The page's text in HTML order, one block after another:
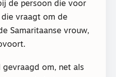
de persoon die voor
die vraagt om de
Samaritaanse vrouw,
om, net als